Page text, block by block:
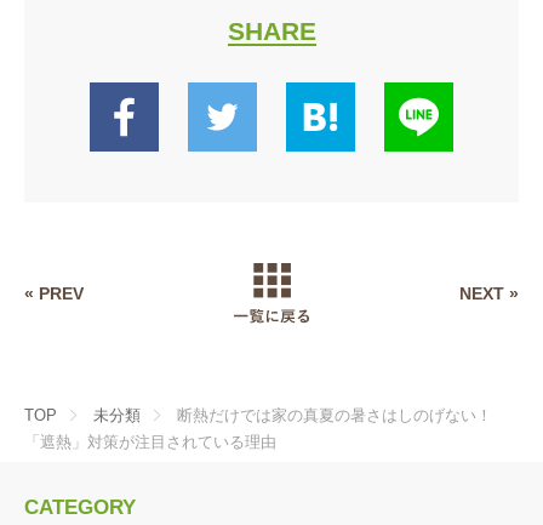
SHARE
« PREV NEXT »
TOP 未分類
断熱だけでは家の真夏の暑さはしのげない！
「遮熱」対策が注目されている理由
CATEGORY